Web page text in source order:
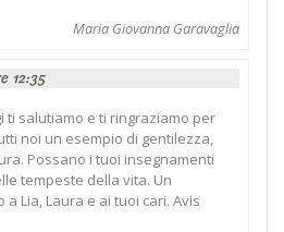
Maria Giovanna Garavaglia
12:35
ti salutiamo e ti ringraziamo per
noi un esempio di gentilezza,
Possano i tuoi insegnamenti
tempeste della vita. Un
Lia, Laura e ai tuoi cari. Avis